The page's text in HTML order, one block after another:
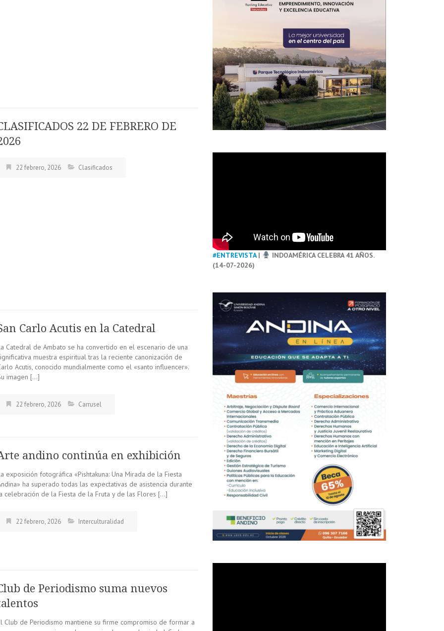
22 DE FEBRERO DE
22 febrero, 2026 Clasificados
Carlo Acutis en la Catedral
Catedral de Ambato se ha convertido en el escenario de una
muestra espiritual tras la reciente canonización de
Acutis, conocido mundialmente como el «santo influencer».
imagen […]
22 febrero, 2026 Carrusel
andino continúa en exhibición
exposición fotográfica «Pishtakuna: Una Mirada de la Fiesta
ha superado todas las expectativas de asistencia durante
celebración de la Fiesta de la Fruta y de las Flores […]
22 febrero, 2026 Interculturalidad
de Periodismo suma nuevos
Club de Periodismo mantiene su firme compromiso de formar a
#ENTREVISTA|
INDOAMÉRICA CELEBRA 41 AÑOS.
(14-07-2026)